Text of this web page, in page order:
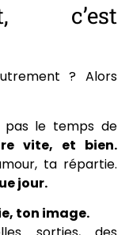
c’est
? Alors
pas le temps de
vite, et bien.
ta répartie.
jour.
ton image.